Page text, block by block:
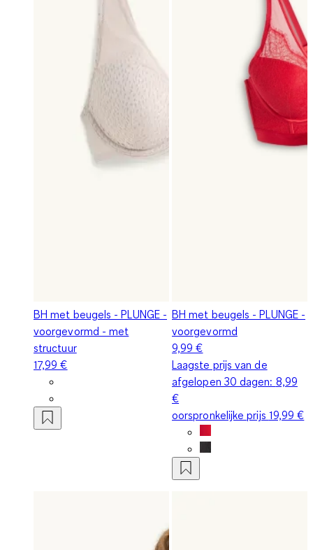
BH met beugels - PLUNGE -
voorgevormd - met
structuur
17,99 €
BH met beugels - PLUNGE -
voorgevormd
9,99 €
Laagste prijs van de
afgelopen 30 dagen: 8,99
€
oorspronkelijke prijs 19,99 €